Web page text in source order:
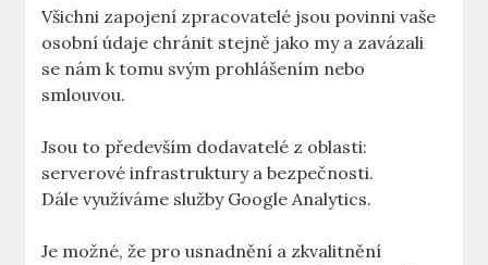
Všichni zapojení zpracovatelé jsou povinni vaše
osobní údaje chránit stejně jako my a zavázali
se nám k tomu svým prohlášením nebo
smlouvou.
Jsou to především dodavatelé z oblasti:
serverové infrastruktury a bezpečnosti.
Dále využíváme služby Google Analytics.
Je možné, že pro usnadnění a zkvalitnění